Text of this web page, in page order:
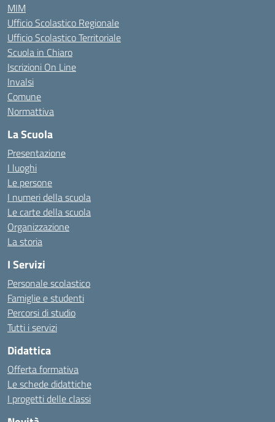
MIM
Ufficio Scolastico Regionale
Ufficio Scolastico Territoriale
Scuola in Chiaro
Iscrizioni On Line
Invalsi
Comune
Normattiva
La Scuola
Presentazione
I luoghi
Le persone
I numeri della scuola
Le carte della scuola
Organizzazione
La storia
I Servizi
Personale scolastico
Famiglie e studenti
Percorsi di studio
Tutti i servizi
Didattica
Offerta formativa
Le schede didattiche
I progetti delle classi